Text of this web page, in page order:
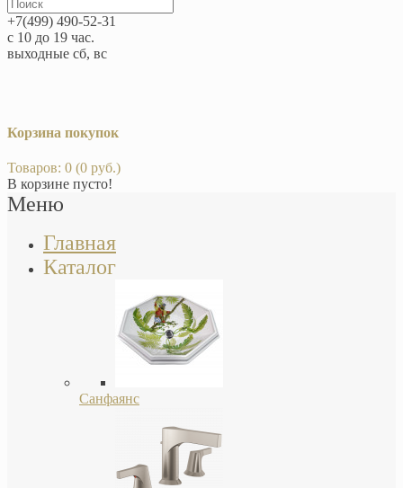
+7(499) 490-52-31
с 10 до 19 час.
выходные сб, вс
Корзина покупок
Товаров: 0 (0 руб.)
В корзине пусто!
Меню
Главная
Каталог
Санфаянс